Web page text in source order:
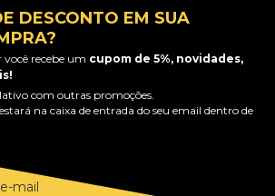
DESCONTO EM SUA
recebe um cupom de 5%, novidades,
com outras promoções.
na caixa de entrada do seu email dentro de
mail